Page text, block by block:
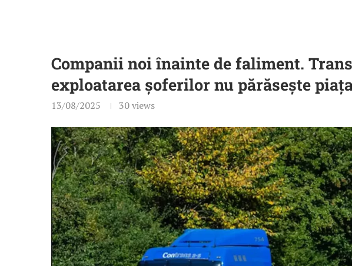
Companii noi înainte de faliment.
exploatarea șoferilor nu părăsește
13/08/2025 30views